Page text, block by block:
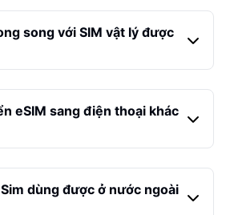
song với SIM vật lý được
eSIM sang điện thoại khác
dùng được ở nước ngoài